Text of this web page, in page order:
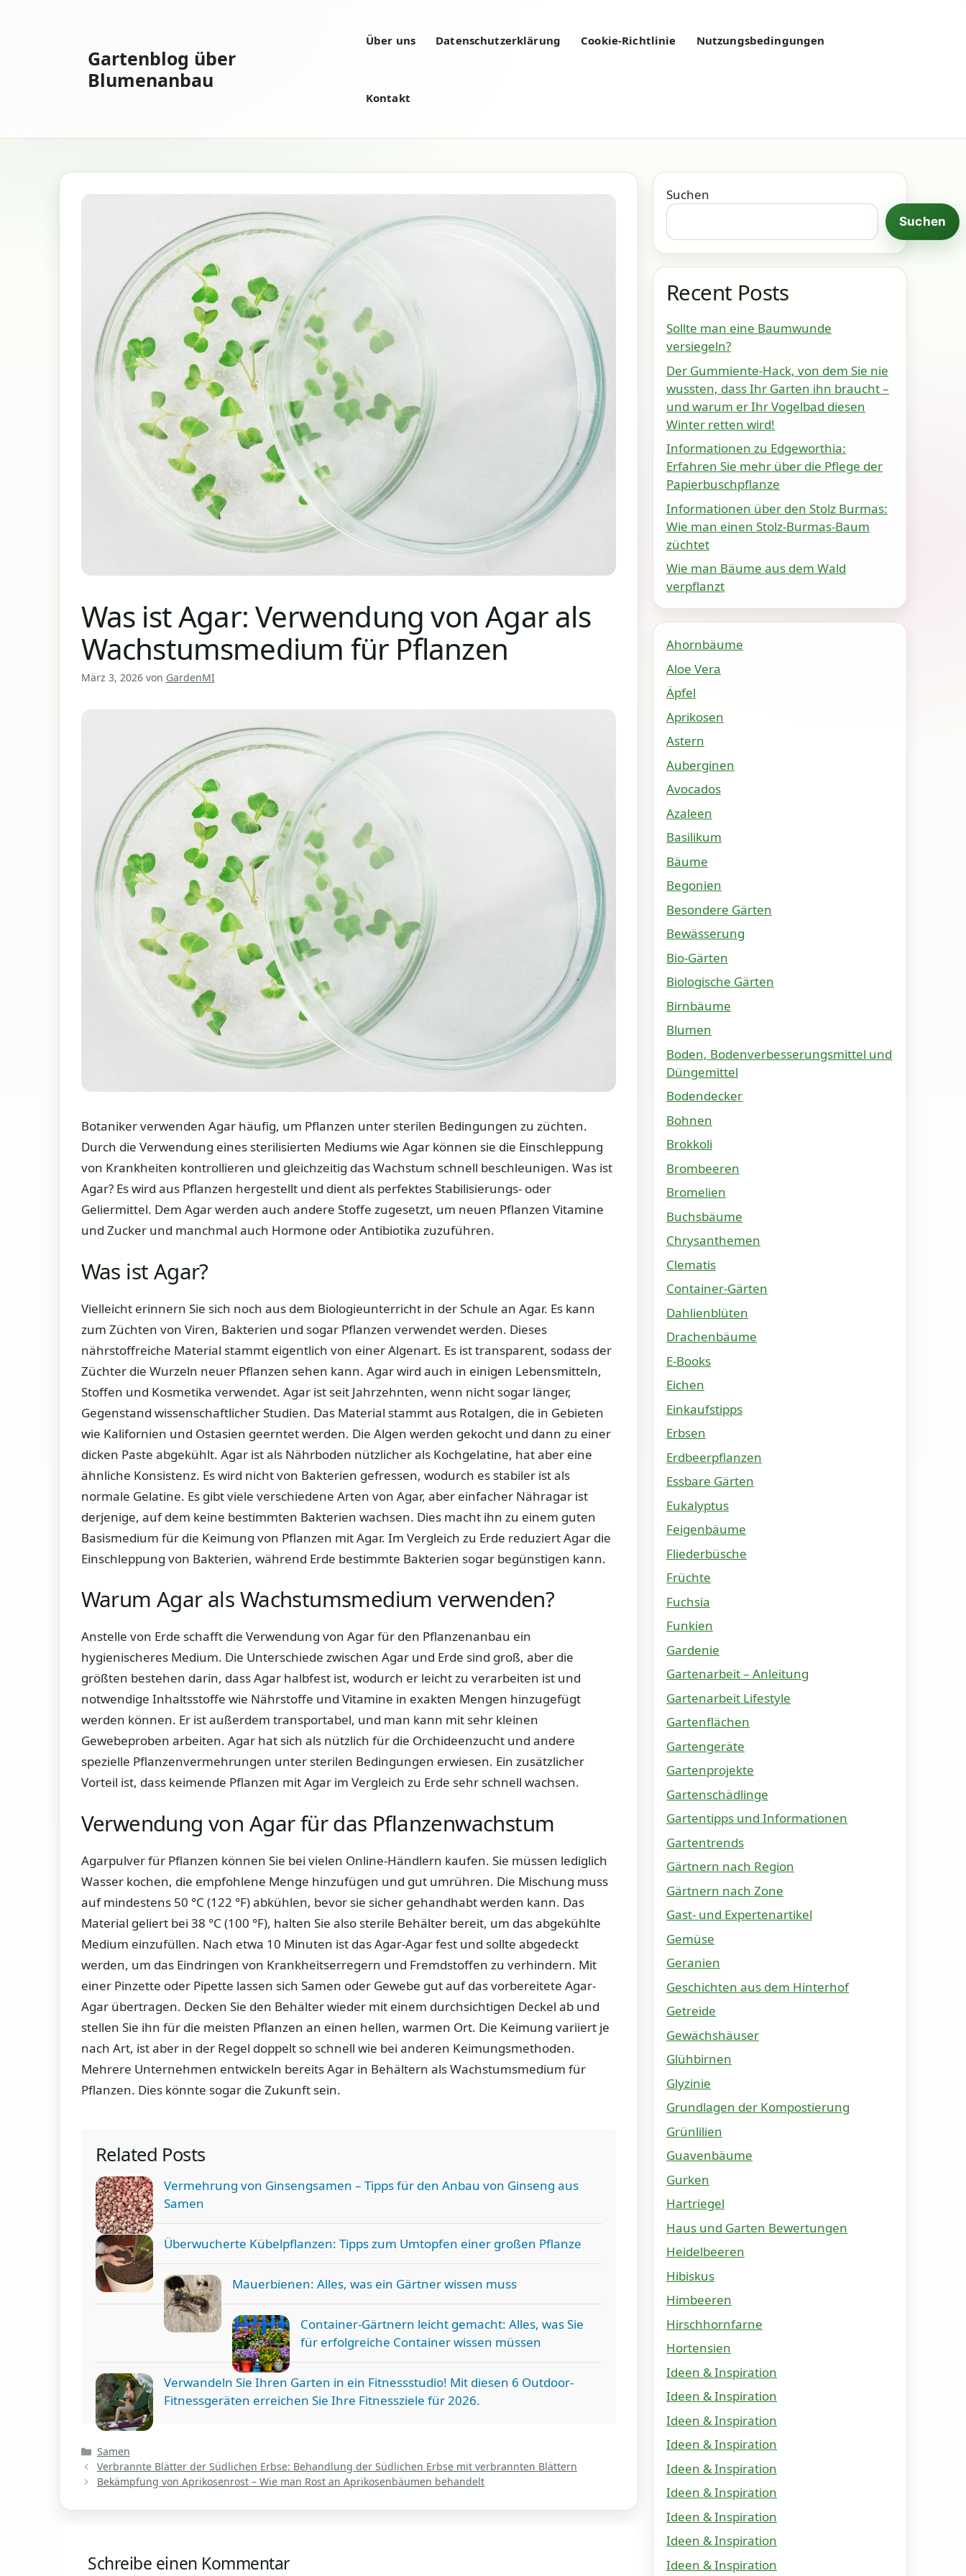
Gartenblog über
Blumenanbau
Über uns Datenschutzerklärung Cookie-Richtlinie Nutzungsbedingungen
Kontakt
Was ist Agar: Verwendung von Agar als
Wachstumsmedium für Pflanzen
März 3, 2026 von GardenMI
Botaniker verwenden Agar häufig, um Pflanzen unter sterilen Bedingungen zu züchten.
Durch die Verwendung eines sterilisierten Mediums wie Agar können sie die Einschleppung
von Krankheiten kontrollieren und gleichzeitig das Wachstum schnell beschleunigen. Was ist
Agar? Es wird aus Pflanzen hergestellt und dient als perfektes Stabilisierungs- oder
Geliermittel. Dem Agar werden auch andere Stoffe zugesetzt, um neuen Pflanzen Vitamine
und Zucker und manchmal auch Hormone oder Antibiotika zuzuführen.
Was ist Agar?
Vielleicht erinnern Sie sich noch aus dem Biologieunterricht in der Schule an Agar. Es kann
zum Züchten von Viren, Bakterien und sogar Pflanzen verwendet werden. Dieses
nährstoffreiche Material stammt eigentlich von einer Algenart. Es ist transparent, sodass der
Züchter die Wurzeln neuer Pflanzen sehen kann. Agar wird auch in einigen Lebensmitteln,
Stoffen und Kosmetika verwendet. Agar ist seit Jahrzehnten, wenn nicht sogar länger,
Gegenstand wissenschaftlicher Studien. Das Material stammt aus Rotalgen, die in Gebieten
wie Kalifornien und Ostasien geerntet werden. Die Algen werden gekocht und dann zu einer
dicken Paste abgekühlt. Agar ist als Nährboden nützlicher als Kochgelatine, hat aber eine
ähnliche Konsistenz. Es wird nicht von Bakterien gefressen, wodurch es stabiler ist als
normale Gelatine. Es gibt viele verschiedene Arten von Agar, aber einfacher Nähragar ist
derjenige, auf dem keine bestimmten Bakterien wachsen. Dies macht ihn zu einem guten
Basismedium für die Keimung von Pflanzen mit Agar. Im Vergleich zu Erde reduziert Agar die
Einschleppung von Bakterien, während Erde bestimmte Bakterien sogar begünstigen kann.
Warum Agar als Wachstumsmedium verwenden?
Anstelle von Erde schafft die Verwendung von Agar für den Pflanzenanbau ein
hygienischeres Medium. Die Unterschiede zwischen Agar und Erde sind groß, aber die
größten bestehen darin, dass Agar halbfest ist, wodurch er leicht zu verarbeiten ist und
notwendige Inhaltsstoffe wie Nährstoffe und Vitamine in exakten Mengen hinzugefügt
werden können. Er ist außerdem transportabel, und man kann mit sehr kleinen
Gewebeproben arbeiten. Agar hat sich als nützlich für die Orchideenzucht und andere
spezielle Pflanzenvermehrungen unter sterilen Bedingungen erwiesen. Ein zusätzlicher
Vorteil ist, dass keimende Pflanzen mit Agar im Vergleich zu Erde sehr schnell wachsen.
Verwendung von Agar für das Pflanzenwachstum
Agarpulver für Pflanzen können Sie bei vielen Online-Händlern kaufen. Sie müssen lediglich
Wasser kochen, die empfohlene Menge hinzufügen und gut umrühren. Die Mischung muss
auf mindestens 50 °C (122 °F) abkühlen, bevor sie sicher gehandhabt werden kann. Das
Material geliert bei 38 °C (100 °F), halten Sie also sterile Behälter bereit, um das abgekühlte
Medium einzufüllen. Nach etwa 10 Minuten ist das Agar-Agar fest und sollte abgedeckt
werden, um das Eindringen von Krankheitserregern und Fremdstoffen zu verhindern. Mit
einer Pinzette oder Pipette lassen sich Samen oder Gewebe gut auf das vorbereitete Agar-
Agar übertragen. Decken Sie den Behälter wieder mit einem durchsichtigen Deckel ab und
stellen Sie ihn für die meisten Pflanzen an einen hellen, warmen Ort. Die Keimung variiert je
nach Art, ist aber in der Regel doppelt so schnell wie bei anderen Keimungsmethoden.
Mehrere Unternehmen entwickeln bereits Agar in Behältern als Wachstumsmedium für
Pflanzen. Dies könnte sogar die Zukunft sein.
Related Posts
Vermehrung von Ginsengsamen – Tipps für den Anbau von Ginseng aus
Samen
Überwucherte Kübelpflanzen: Tipps zum Umtopfen einer großen Pflanze
Mauerbienen: Alles, was ein Gärtner wissen muss
Container-Gärtnern leicht gemacht: Alles, was Sie
für erfolgreiche Container wissen müssen
Verwandeln Sie Ihren Garten in ein Fitnessstudio! Mit diesen 6 Outdoor-
Fitnessgeräten erreichen Sie Ihre Fitnessziele für 2026.
Kategorien
Samen
Verbrannte Blätter der Südlichen Erbse: Behandlung der Südlichen Erbse mit verbrannten Blättern
Bekämpfung von Aprikosenrost – Wie man Rost an Aprikosenbäumen behandelt
Schreibe einen Kommentar
Suchen
Suchen
Recent Posts
Sollte man eine Baumwunde
versiegeln?
Der Gummiente-Hack, von dem Sie nie
wussten, dass Ihr Garten ihn braucht –
und warum er Ihr Vogelbad diesen
Winter retten wird!
Informationen zu Edgeworthia:
Erfahren Sie mehr über die Pflege der
Papierbuschpflanze
Informationen über den Stolz Burmas:
Wie man einen Stolz-Burmas-Baum
züchtet
Wie man Bäume aus dem Wald
verpflanzt
Ahornbäume
Aloe Vera
Äpfel
Aprikosen
Astern
Auberginen
Avocados
Azaleen
Basilikum
Bäume
Begonien
Besondere Gärten
Bewässerung
Bio-Gärten
Biologische Gärten
Birnbäume
Blumen
Boden, Bodenverbesserungsmittel und
Düngemittel
Bodendecker
Bohnen
Brokkoli
Brombeeren
Bromelien
Buchsbäume
Chrysanthemen
Clematis
Container-Gärten
Dahlienblüten
Drachenbäume
E-Books
Eichen
Einkaufstipps
Erbsen
Erdbeerpflanzen
Essbare Gärten
Eukalyptus
Feigenbäume
Fliederbüsche
Früchte
Fuchsia
Funkien
Gardenie
Gartenarbeit – Anleitung
Gartenarbeit Lifestyle
Gartenflächen
Gartengeräte
Gartenprojekte
Gartenschädlinge
Gartentipps und Informationen
Gartentrends
Gärtnern nach Region
Gärtnern nach Zone
Gast- und Expertenartikel
Gemüse
Geranien
Geschichten aus dem Hinterhof
Getreide
Gewächshäuser
Glühbirnen
Glyzinie
Grundlagen der Kompostierung
Grünlilien
Guavenbäume
Gurken
Hartriegel
Haus und Garten Bewertungen
Heidelbeeren
Hibiskus
Himbeeren
Hirschhornfarne
Hortensien
Ideen & Inspiration
Ideen & Inspiration
Ideen & Inspiration
Ideen & Inspiration
Ideen & Inspiration
Ideen & Inspiration
Ideen & Inspiration
Ideen & Inspiration
Ideen & Inspiration